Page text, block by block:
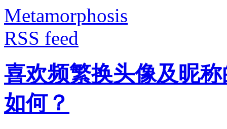
Metamorphosis
RSS feed
喜欢频繁换头像及昵
如何？